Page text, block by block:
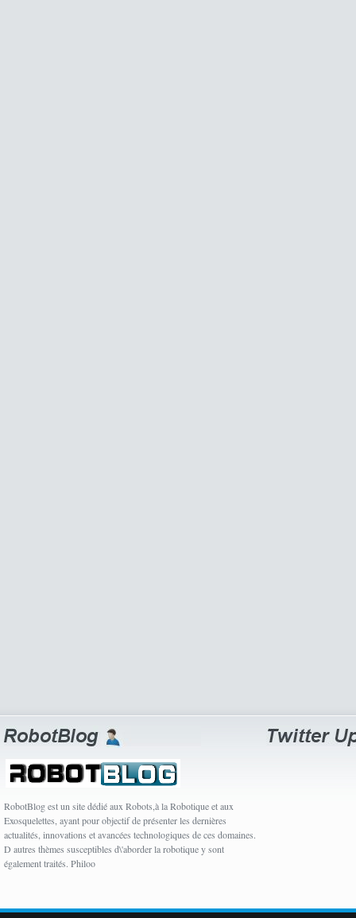
RobotBlog est un site dédié aux Robots,à la Robotique et aux
Exosquelettes, ayant pour objectif de présenter les dernières
actualités, innovations et avancées technologiques de ces domaines.
D autres thèmes susceptibles d\'aborder la robotique y sont
également traités. Philoo